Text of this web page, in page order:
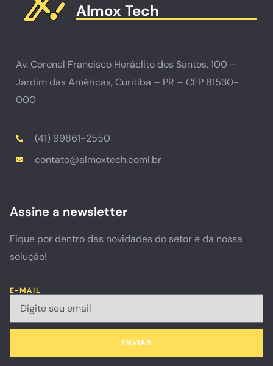
Almox Tech
Av. Coronel Francisco Heráclito dos Santos, 100 –
Jardim das Américas, Curitiba – PR – CEP 81530-
000
(41) 99861-2550
contato@almoxtech.coml.br
Assine a newsletter
Fique por dentro das novidades do setor e da nossa
solução!
E-MAIL
ENVIAR